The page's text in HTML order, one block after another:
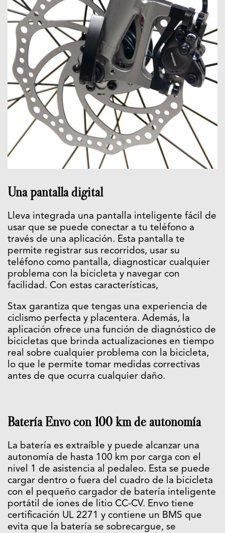
Una pantalla digital
Lleva integrada una pantalla inteligente fácil de
usar que se puede conectar a tu teléfono a
través de una aplicación. Esta pantalla te
permite registrar sus recorridos, usar su
teléfono como pantalla, diagnosticar cualquier
problema con la bicicleta y navegar con
facilidad. Con estas características,
Stax garantiza que tengas una experiencia de
ciclismo perfecta y placentera. Además, la
aplicación ofrece una función de diagnóstico de
bicicletas que brinda actualizaciones en tiempo
real sobre cualquier problema con la bicicleta,
lo que le permite tomar medidas correctivas
antes de que ocurra cualquier daño.
Batería Envo con 100 km de autonomía
La batería es extraíble y puede alcanzar una
autonomía de hasta 100 km por carga con el
nivel 1 de asistencia al pedaleo. Esta se puede
cargar dentro o fuera del cuadro de la bicicleta
con el pequeño cargador de batería inteligente
portátil de iones de litio CC-CV. Envo tiene
certificación UL 2271 y contiene un BMS que
evita que la batería se sobrecargue, se